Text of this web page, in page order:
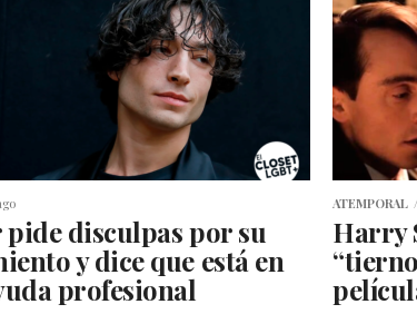
disculpas por su
y dice que está en
profesional
ATEMPORAL
Harry